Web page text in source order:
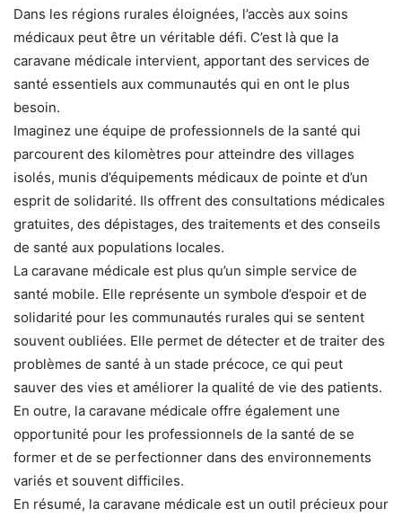
Dans les régions rurales éloignées, l’accès aux soins
médicaux peut être un véritable défi. C’est là que la
caravane médicale intervient, apportant des services de
santé essentiels aux communautés qui en ont le plus
besoin.
Imaginez une équipe de professionnels de la santé qui
parcourent des kilomètres pour atteindre des villages
isolés, munis d’équipements médicaux de pointe et d’un
esprit de solidarité. Ils offrent des consultations médicales
gratuites, des dépistages, des traitements et des conseils
de santé aux populations locales.
La caravane médicale est plus qu’un simple service de
santé mobile. Elle représente un symbole d’espoir et de
solidarité pour les communautés rurales qui se sentent
souvent oubliées. Elle permet de détecter et de traiter des
problèmes de santé à un stade précoce, ce qui peut
sauver des vies et améliorer la qualité de vie des patients.
En outre, la caravane médicale offre également une
opportunité pour les professionnels de la santé de se
former et de se perfectionner dans des environnements
variés et souvent difficiles.
En résumé, la caravane médicale est un outil précieux pour